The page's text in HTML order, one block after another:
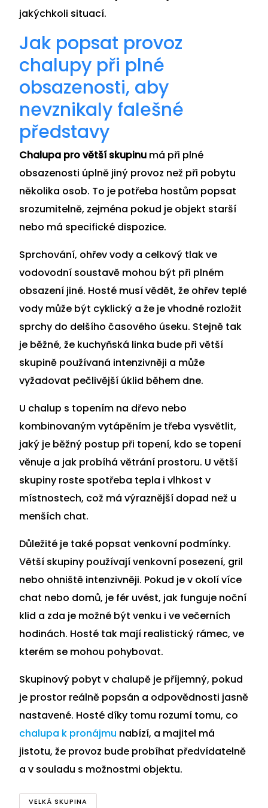
jakýchkoli situací.
Jak popsat provoz
chalupy při plné
obsazenosti, aby
nevznikaly falešné
představy
Chalupa pro větší skupinu má při plné
obsazenosti úplně jiný provoz než při pobytu
několika osob. To je potřeba hostům popsat
srozumitelně, zejména pokud je objekt starší
nebo má specifické dispozice.
Sprchování, ohřev vody a celkový tlak ve
vodovodní soustavě mohou být při plném
obsazení jiné. Hosté musí vědět, že ohřev teplé
vody může být cyklický a že je vhodné rozložit
sprchy do delšího časového úseku. Stejně tak
je běžné, že kuchyňská linka bude při větší
skupině používaná intenzivněji a může
vyžadovat pečlivější úklid během dne.
U chalup s topením na dřevo nebo
kombinovaným vytápěním je třeba vysvětlit,
jaký je běžný postup při topení, kdo se topení
věnuje a jak probíhá větrání prostoru. U větší
skupiny roste spotřeba tepla i vlhkost v
místnostech, což má výraznější dopad než u
menších chat.
Důležité je také popsat venkovní podmínky.
Větší skupiny používají venkovní posezení, gril
nebo ohniště intenzivněji. Pokud je v okolí více
chat nebo domů, je fér uvést, jak funguje noční
klid a zda je možné být venku i ve večerních
hodinách. Hosté tak mají realistický rámec, ve
kterém se mohou pohybovat.
Skupinový pobyt v chalupě je příjemný, pokud
je prostor reálně popsán a odpovědnosti jasně
nastavené. Hosté díky tomu rozumí tomu, co
chalupa k pronájmu nabízí, a majitel má
jistotu, že provoz bude probíhat předvídatelně
a v souladu s možnostmi objektu.
VELKÁ SKUPINA